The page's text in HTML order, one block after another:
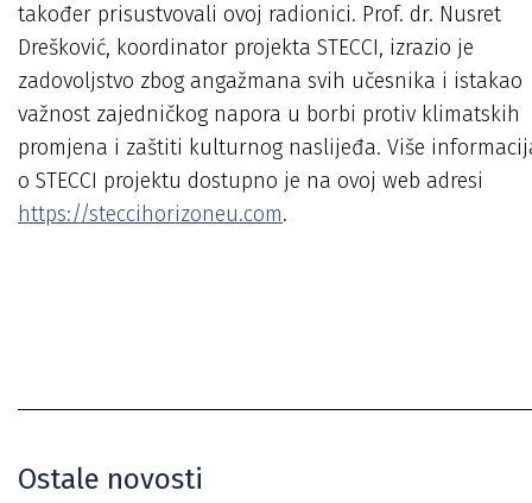
također prisustvovali ovoj radionici. Prof. dr. Nusret
Drešković, koordinator projekta STECCI, izrazio je
zadovoljstvo zbog angažmana svih učesnika i istakao
važnost zajedničkog napora u borbi protiv klimatskih
promjena i zaštiti kulturnog naslijeđa. Više
o STECCI projektu dostupno je na ovoj web adresi
https://steccihorizoneu.com.
Ostale novosti